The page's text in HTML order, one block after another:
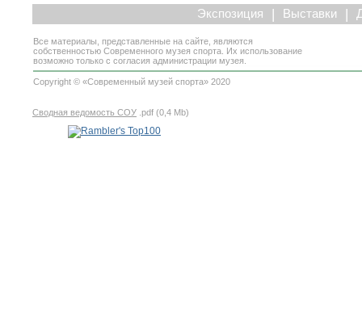
Экспозиция | Выставки |
Все материалы, представленные на сайте, являются
собственностью Современного музея спорта. Их использование
возможно только с согласия администрации музея.
Copyright © «Современный музей спорта» 2020
Сводная ведомость СОУ .pdf (0,4 Mb)